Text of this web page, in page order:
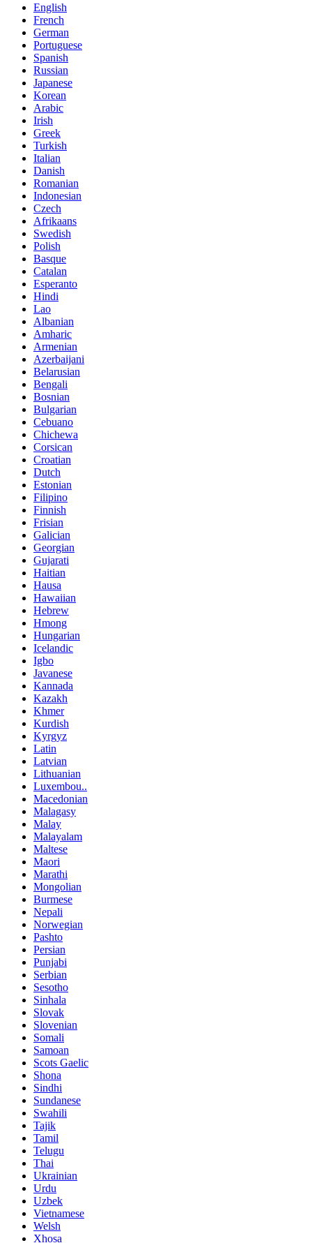
English
French
German
Portuguese
Spanish
Russian
Japanese
Korean
Arabic
Irish
Greek
Turkish
Italian
Danish
Romanian
Indonesian
Czech
Afrikaans
Swedish
Polish
Basque
Catalan
Esperanto
Hindi
Lao
Albanian
Amharic
Armenian
Azerbaijani
Belarusian
Bengali
Bosnian
Bulgarian
Cebuano
Chichewa
Corsican
Croatian
Dutch
Estonian
Filipino
Finnish
Frisian
Galician
Georgian
Gujarati
Haitian
Hausa
Hawaiian
Hebrew
Hmong
Hungarian
Icelandic
Igbo
Javanese
Kannada
Kazakh
Khmer
Kurdish
Kyrgyz
Latin
Latvian
Lithuanian
Luxembou..
Macedonian
Malagasy
Malay
Malayalam
Maltese
Maori
Marathi
Mongolian
Burmese
Nepali
Norwegian
Pashto
Persian
Punjabi
Serbian
Sesotho
Sinhala
Slovak
Slovenian
Somali
Samoan
Scots Gaelic
Shona
Sindhi
Sundanese
Swahili
Tajik
Tamil
Telugu
Thai
Ukrainian
Urdu
Uzbek
Vietnamese
Welsh
Xhosa